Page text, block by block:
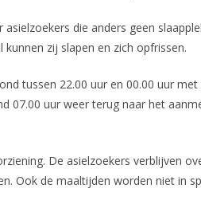
die anders geen
zij slapen en zich opfrissen.
tussen 22.00 uur en 00.00 uur
07.00 uur weer terug naar het
De asielzoekers verblijven
Ook de maaltijden worden niet in